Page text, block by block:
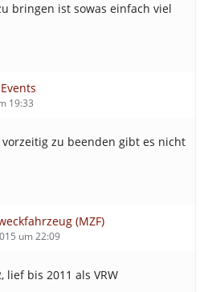
bringen ist sowas einfach viel
19:33
zu beenden gibt es nicht
(MZF)
um 22:09
lief bis 2011 als VRW